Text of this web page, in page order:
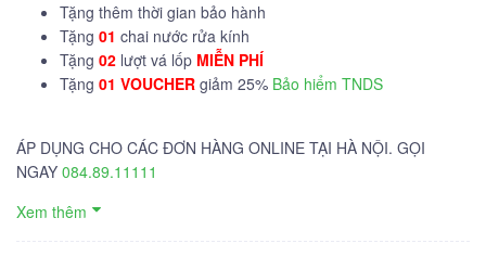
Tặng thêm thời gian bảo hành
Tặng 01 chai nước rửa kính
Tặng 02 lượt vá lốp MIỄN PHÍ
Tặng 01 VOUCHER giảm 25% Bảo hiểm TNDS
ÁP DỤNG CHO CÁC ĐƠN HÀNG ONLINE TẠI HÀ NỘI. GỌI
NGAY 084.89.11111
Xem thêm